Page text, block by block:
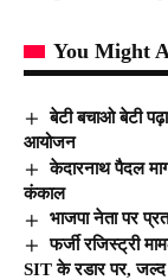
You Might
बेटी बचाओ बेटी
आयोजन
केदारनाथ पैदल
कंकाल
भाजपा नेता पर
फर्जी रजिस्ट्री
SIT के रडार पर, जल्द